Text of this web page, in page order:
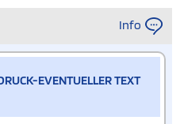
Info
EVENTUELLER TEXT